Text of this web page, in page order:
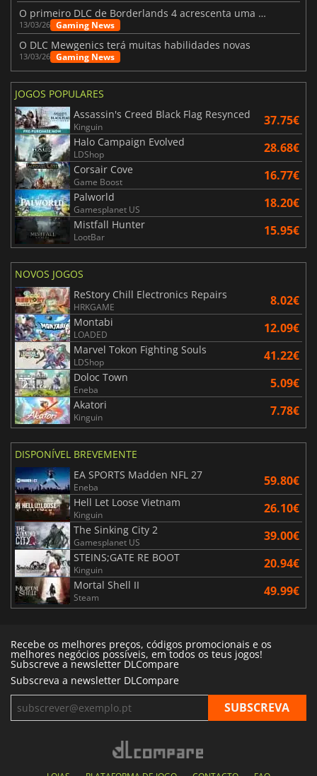
O primeiro DLC de Borderlands 4 acrescenta uma nova personagem e muito mais
13/03/26 Gaming News
O DLC Mewgenics terá muitas habilidades novas
13/03/26 Gaming News
JOGOS POPULARES
Assassin's Creed Black Flag Resynced
Kinguin 37.75€
Halo Campaign Evolved
LDShop 28.68€
Corsair Cove
Game Boost 16.77€
Palworld
Gamesplanet US 18.20€
Mistfall Hunter
LootBar 15.95€
NOVOS JOGOS
ReStory Chill Electronics Repairs
HRKGAME 8.02€
Montabi
LOADED 12.09€
Marvel Tokon Fighting Souls
LDShop 41.22€
Doloc Town
Eneba 5.09€
Akatori
Kinguin 7.78€
DISPONÍVEL BREVEMENTE
EA SPORTS Madden NFL 27
Eneba 59.80€
Hell Let Loose Vietnam
Kinguin 26.10€
The Sinking City 2
Gamesplanet US 39.00€
STEINS;GATE RE BOOT
Kinguin 20.94€
Mortal Shell II
Steam 49.99€
Recebe os melhores preços, códigos promocionais e os
melhores negócios possíveis, em todos os teus jogos!
Subscreve a newsletter DLCompare
Subscreva a newsletter DLCompare